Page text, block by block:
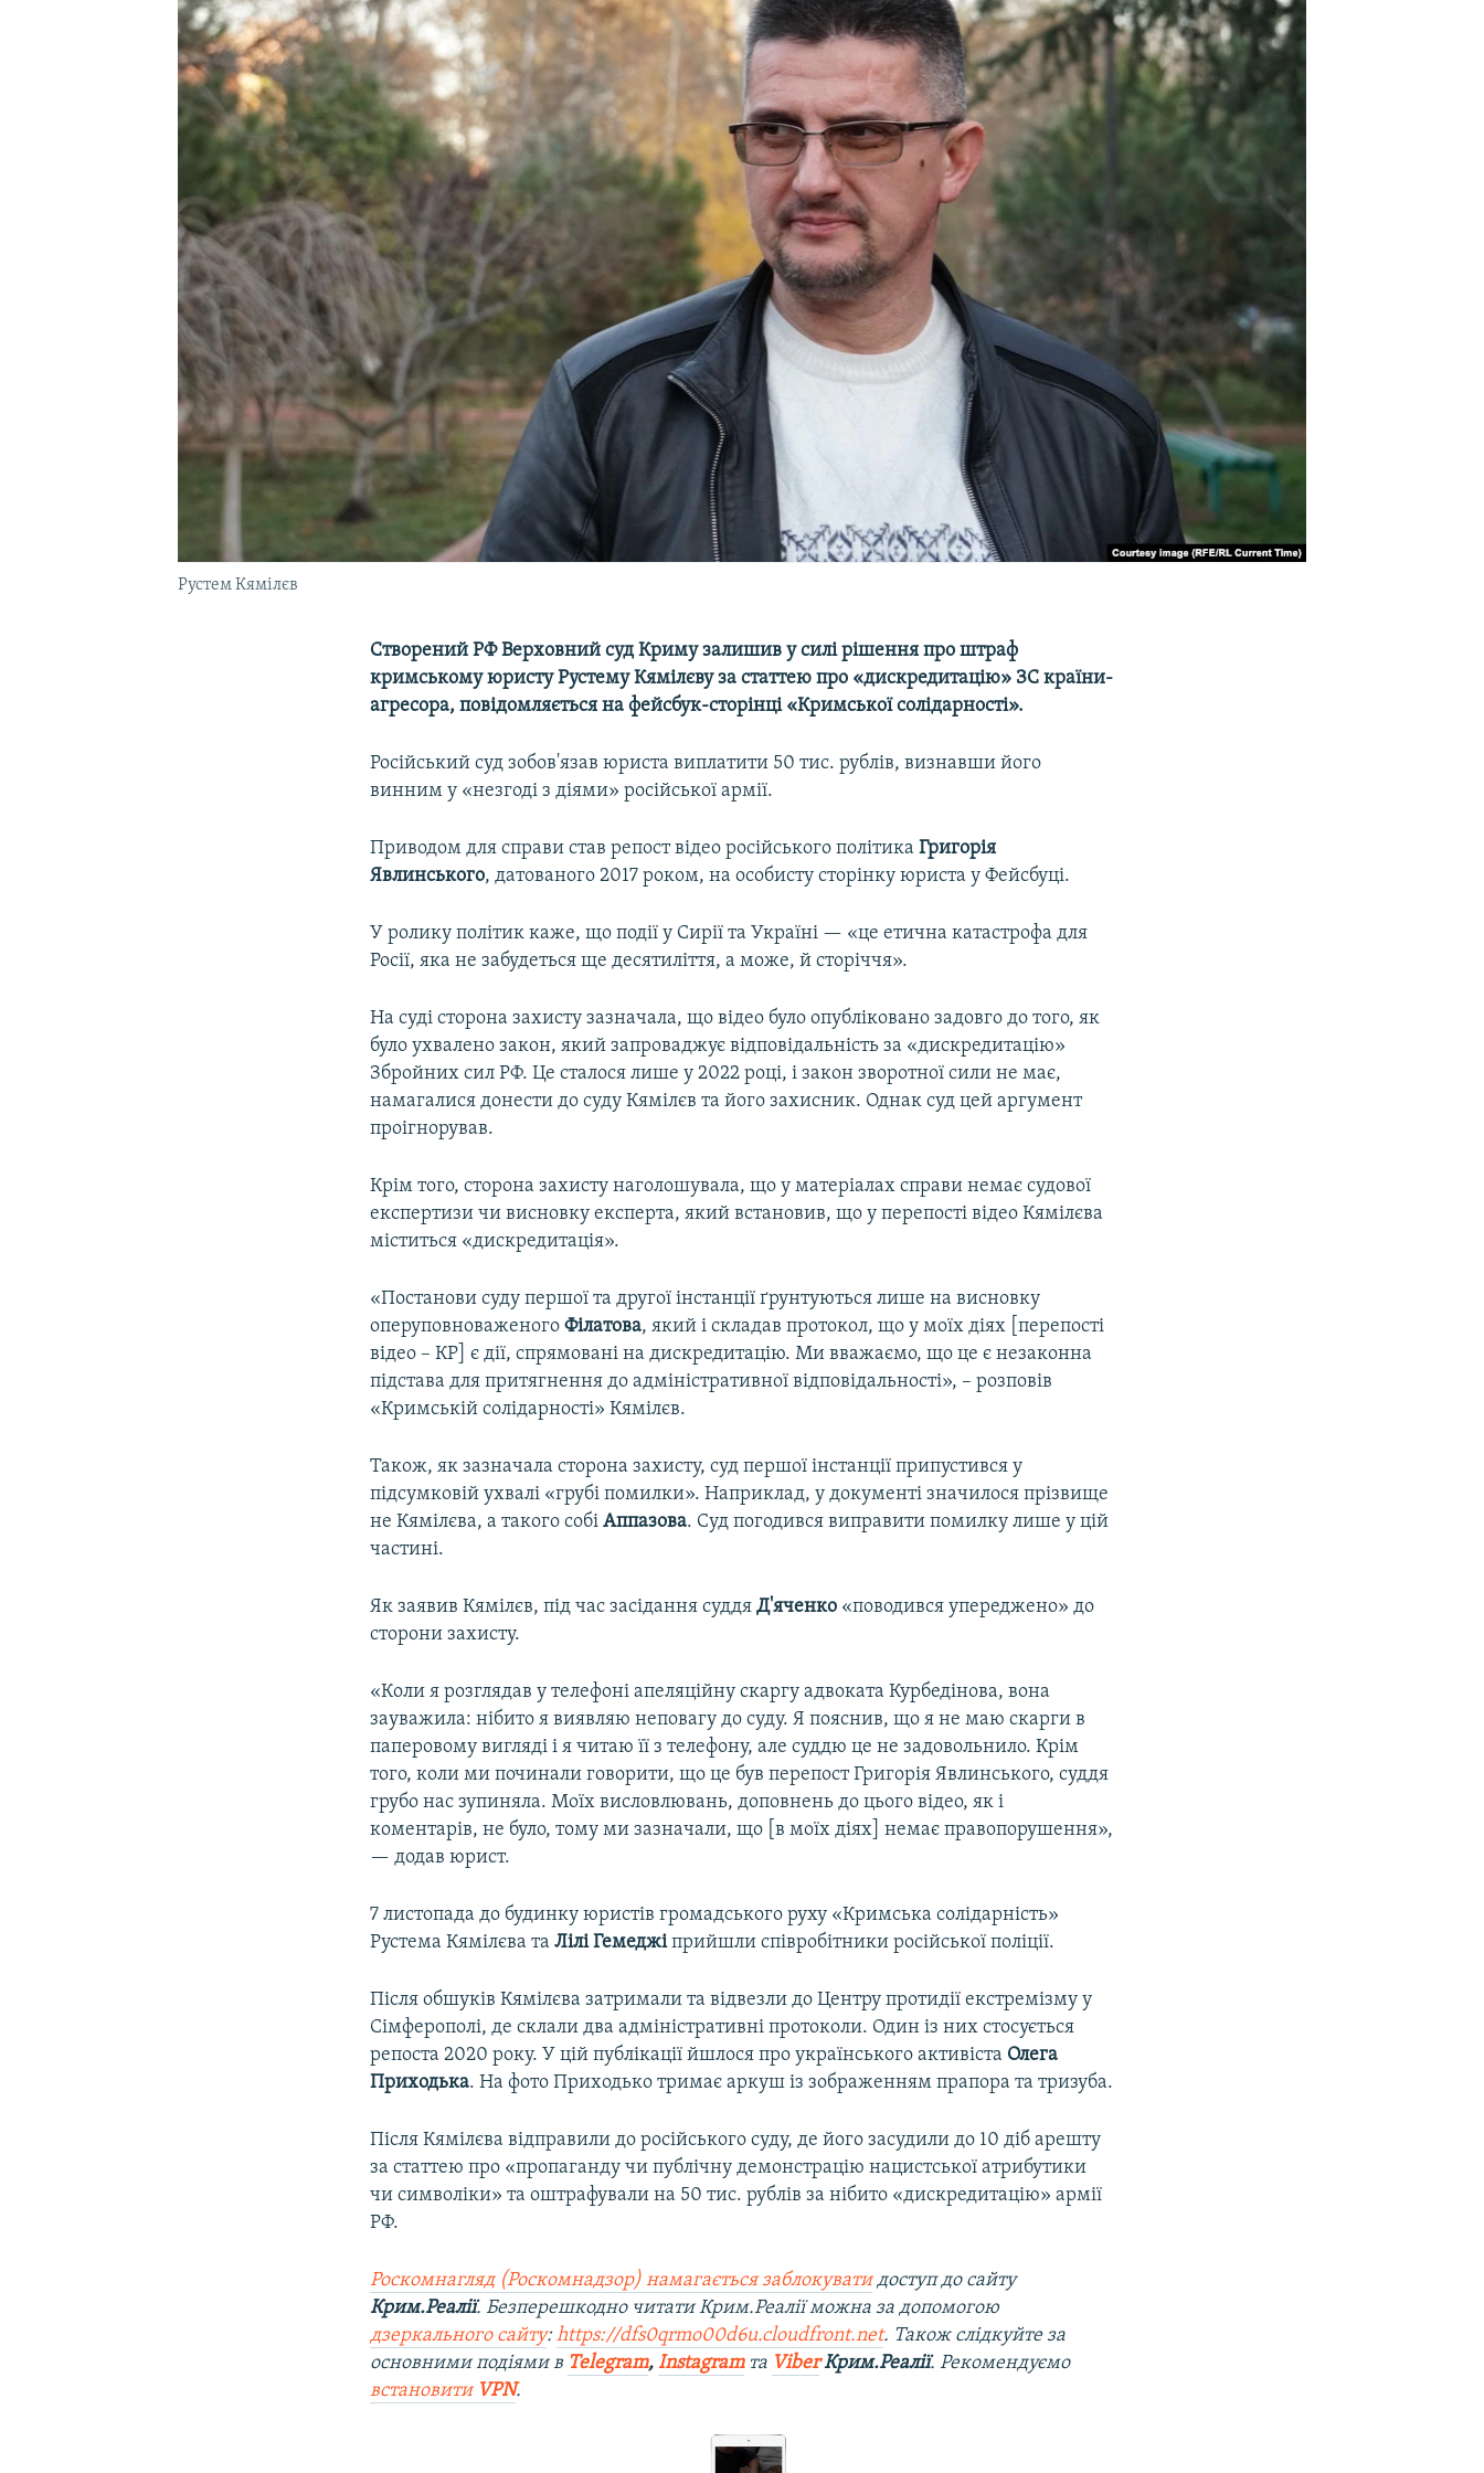
УКРАЇНСЬКА ПРОБЛЕМА КРИМУ
Рустем Кямілєв
Створений РФ Верховний суд Криму залишив у силі рішення про штраф
кримському юристу Рустему Кямілєву за статтею про «дискредитацію» ЗС країни-
агресора, повідомляється на фейсбук-сторінці «Кримської солідарності».
Російський суд зобов'язав юриста виплатити 50 тис. рублів, визнавши його
винним у «незгоді з діями» російської армії.
Приводом для справи став репост відео російського політикаГригорія
Явлинського, датованого 2017 роком, на особисту сторінку юриста у Фейсбуці.
У ролику політик каже, що події у Сирії та Україні — «це етична катастрофа для
Росії, яка не забудеться ще десятиліття, а може, й сторіччя».
На суді сторона захисту зазначала, що відео було опубліковано задовго до того, як
було ухвалено закон, який запроваджує відповідальність за «дискредитацію»
Збройних сил РФ. Це сталося лише у 2022 році, і закон зворотної сили не має,
намагалися донести до суду Кямілєв та його захисник. Однак суд цей аргумент
проігнорував.
Крім того, сторона захисту наголошувала, що у матеріалах справи немає судової
експертизи чи висновку експерта, який встановив, що у перепості відео Кямілєва
міститься «дискредитація».
«Постанови суду першої та другої інстанції ґрунтуються лише на висновку
оперуповноваженогоФілатова, який і складав протокол, що у моїх діях [перепості
відео – КР] є дії, спрямовані на дискредитацію. Ми вважаємо, що це є незаконна
підстава для притягнення до адміністративної відповідальності», – розповів
«Кримській солідарності» Кямілєв.
Також, як зазначала сторона захисту, суд першої інстанції припустився у
підсумковій ухвалі «грубі помилки». Наприклад, у документі значилося прізвище
не Кямілєва, а такого собіАппазова. Суд погодився виправити помилку лише у цій
частині.
Як заявив Кямілєв, під час засідання суддяД'яченко «поводився упереджено» до
сторони захисту.
«Коли я розглядав у телефоні апеляційну скаргу адвоката Курбедінова, вона
зауважила: нібито я виявляю неповагу до суду. Я пояснив, що я не маю скарги в
паперовому вигляді і я читаю її з телефону, але суддю це не задовольнило. Крім
того, коли ми починали говорити, що це був перепост Григорія Явлинського, суддя
грубо нас зупиняла. Моїх висловлювань, доповнень до цього відео, як і
коментарів, не було, тому ми зазначали, що [в моїх діях] немає правопорушення»,
— додав юрист.
7 листопада до будинку юристів громадського руху «Кримська солідарність»
Рустема Кямілєва таЛілі Гемеджіприйшли співробітники російської поліції.
Після обшуків Кямілєва затримали та відвезли до Центру протидії екстремізму у
Сімферополі, де склали два адміністративні протоколи. Один із них стосується
репоста 2020 року. У цій публікації йшлося про українського активіста Олега
Приходька. На фото Приходько тримає аркуш із зображенням прапора та тризуба.
Після Кямілєва відправили до російського суду, де його засудили до 10 діб арешту
за статтею про «пропаганду чи публічну демонстрацію нацистської атрибутики
чи символіки» та оштрафували на 50 тис. рублів за нібито «дискредитацію» армії
РФ.
Роскомнагляд (Роскомнадзор) намагається заблокуватидоступ до сайту
Крим.Реалії. Безперешкодно читати Крим.Реалії можна за допомогою
дзеркального сайту:https://dfs0qrmo00d6u.cloudfront.net. Також слідкуйте за
основними подіями в Telegram,Instagramта ViberКрим.Реалії. Рекомендуємо
встановити VPN.